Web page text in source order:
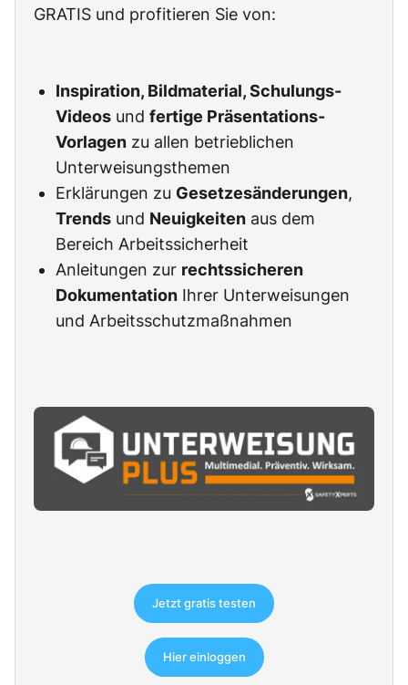
GRATIS und profitieren Sie von:
Inspiration, Bildmaterial, Schulungs-
Videos und fertige Präsentations-
Vorlagen zu allen betrieblichen
Unterweisungsthemen
Erklärungen zu Gesetzesänderungen,
Trends und Neuigkeiten aus dem
Bereich Arbeitssicherheit
Anleitungen zur rechtssicheren
Dokumentation Ihrer Unterweisungen
und Arbeitsschutzmaßnahmen
Jetzt gratis testen
Hier einloggen